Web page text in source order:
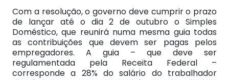
Com a resolução, o governo deve cumprir o prazo
de lançar até o dia 2 de outubro o Simples
Doméstico, que reunirá numa mesma guia todas
as contribuições que devem ser pagas pelos
empregadores. A guia – que deve ser
regulamentada pela Receita Federal –
corresponde a 28% do salário do trabalhador